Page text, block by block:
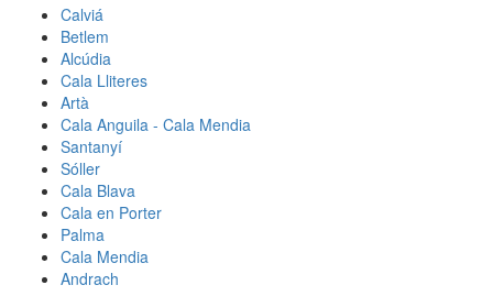
Calviá
Betlem
Alcúdia
Cala Lliteres
Artà
Cala Anguila - Cala Mendia
Santanyí
Sóller
Cala Blava
Cala en Porter
Palma
Cala Mendia
Andrach